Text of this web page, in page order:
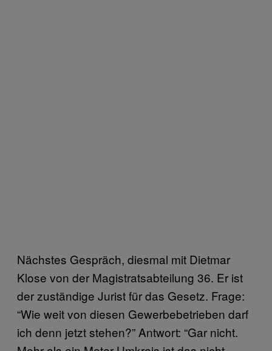
Nächstes Gespräch, diesmal mit Dietmar
Klose von der Magistratsabteilung 36. Er ist
der zuständige Jurist für das Gesetz. Frage:
“Wie weit von diesen Gewerbebetrieben darf
ich denn jetzt stehen?” Antwort: “Gar nicht.